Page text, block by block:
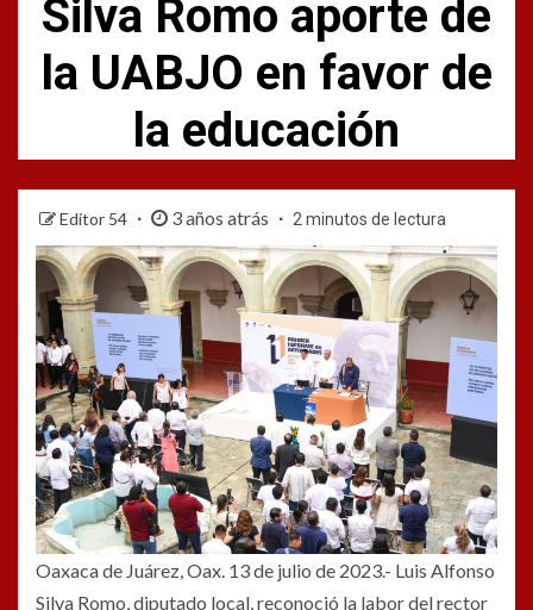
Silva Romo aporte de
la UABJO en favor de
la educación
Editor 54 3 años atrás 2 minutos de lectura
Oaxaca de Juárez, Oax. 13 de julio de 2023.- Luis Alfonso
Silva Romo, diputado local, reconoció la labor del rector